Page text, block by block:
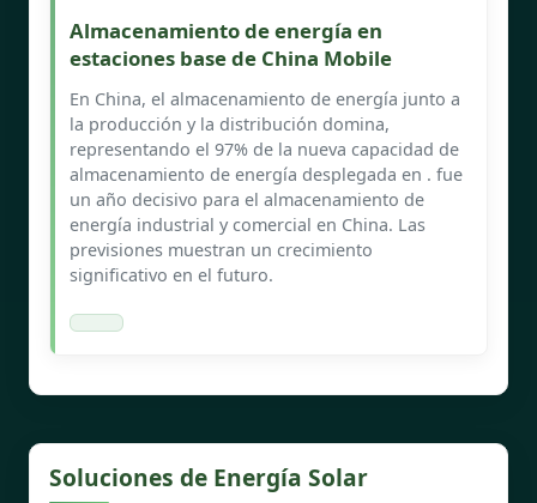
Almacenamiento de energía en
estaciones base de China Mobile
En China, el almacenamiento de energía junto a
la producción y la distribución domina,
representando el 97% de la nueva capacidad de
almacenamiento de energía desplegada en . fue
un año decisivo para el almacenamiento de
energía industrial y comercial en China. Las
previsiones muestran un crecimiento
significativo en el futuro.
Soluciones de Energía Solar